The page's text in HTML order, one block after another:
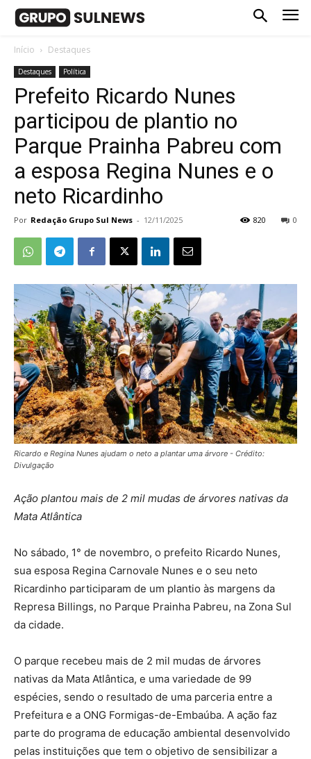
Início Destaques
Destaques Política
Prefeito Ricardo Nunes
participou de plantio no
Parque Prainha Pabreu com
a esposa Regina Nunes e o
neto Ricardinho
Por Redação Grupo Sul News - 12/11/2025 0
820
Ricardo e Regina Nunes ajudam o neto a plantar uma árvore - Crédito:
Divulgação
Ação plantou mais de 2 mil mudas de árvores nativas da
Mata Atlântica
No sábado, 1° de novembro, o prefeito Ricardo Nunes,
sua esposa Regina Carnovale Nunes e o seu neto
Ricardinho participaram de um plantio às margens da
Represa Billings, no Parque Prainha Pabreu, na Zona Sul
da cidade.
O parque recebeu mais de 2 mil mudas de árvores
nativas da Mata Atlântica, e uma variedade de 99
espécies, sendo o resultado de uma parceria entre a
Prefeitura e a ONG Formigas-de-Embaúba. A ação faz
parte do programa de educação ambiental desenvolvido
pelas instituições que tem o objetivo de sensibilizar a